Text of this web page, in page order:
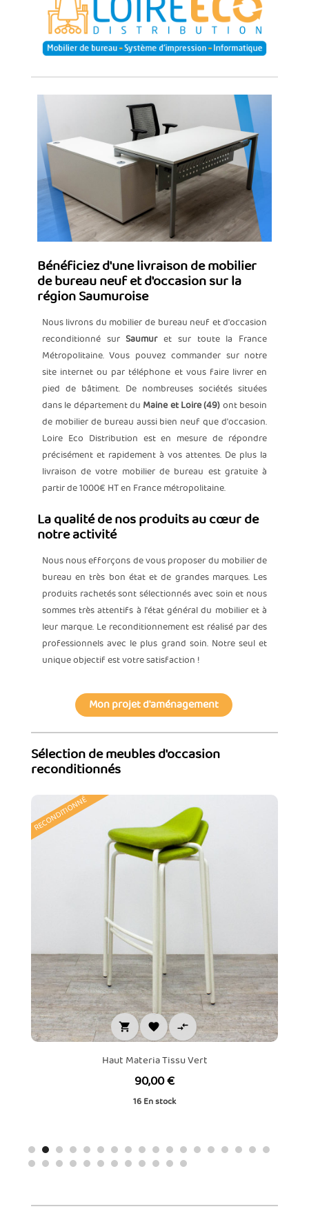
Bénéficiez d'une livraison de mobilier
de bureau neuf et d'occasion sur la
région Saumuroise
Nous livrons du mobilier de bureau neuf et d'occasion
reconditionné surSaumuret sur toute la France
Métropolitaine. Vous pouvez commander sur notre
site internet ou par téléphone et vous faire livrer en
pied de bâtiment. De nombreuses sociétés situées
dans le département du Maine et Loire (49)ont besoin
de mobilier de bureau aussi bien neuf que d'occasion.
Loire Eco Distribution est en mesure de répondre
précisément et rapidement à vos attentes. De plus la
livraison de votre mobilier de bureau est gratuite à
partir de 1000€ HT en France métropolitaine.
La qualité de nos produits au cœur de
notre activité
Nous nous efforçons de vous proposer du mobilier de
bureau en très bon état et de grandes marques. Les
produits rachetés sont sélectionnés avec soin et nous
sommes très attentifs à l'état général du mobilier et à
leur marque. Le reconditionnement est réalisé par des
professionnels avec le plus grand soin. Notre seul et
unique objectif est votre satisfaction !
Mon projet d'aménagement
Sélection de meubles d'occasion
reconditionnés
RECONDITIONNÉ
  
Haut Materia Tissu Vert
Prix
90,00 €
16 En stock